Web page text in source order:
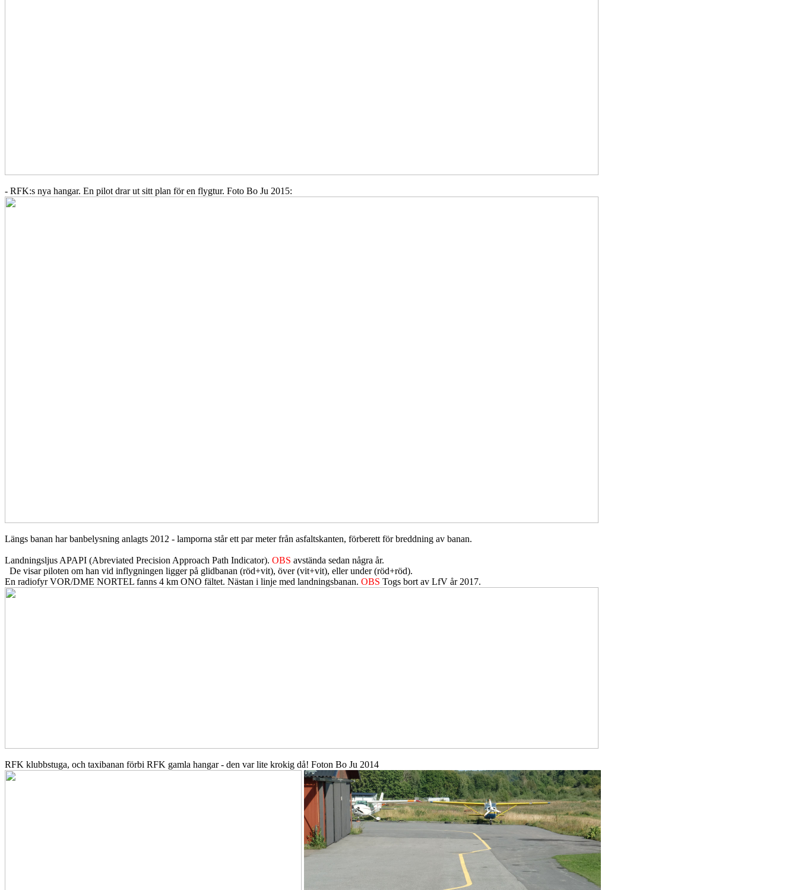
- RFK:s nya hangar. En pilot drar ut sitt plan för en flygtur. Foto Bo Ju 2015:
Längs banan har banbelysning anlagts 2012 - lamporna står ett par meter från asfaltskanten, förberett för breddning av banan.
Landningsljus APAPI (Abreviated Precision Approach Path Indicator). OBS avstända sedan några år.
De visar piloten om han vid inflygningen ligger på glidbanan (röd+vit), över (vit+vit), eller under (röd+röd).
En radiofyr VOR/DME NORTEL fanns 4 km ONO fältet. Nästan i linje med landningsbanan. OBS Togs bort av LfV år 2017.
RFK klubbstuga, och taxibanan förbi RFK gamla hangar - den var lite krokig då! Foton Bo Ju 2014